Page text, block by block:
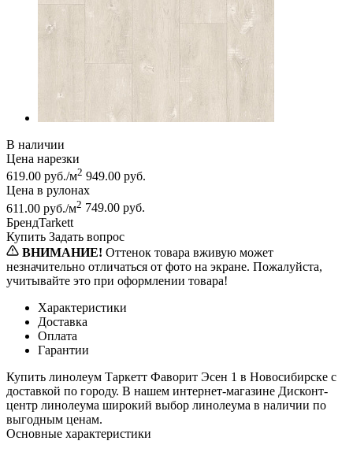
В наличии
Цена нарезки
619.00 руб./м2 949.00 руб.
Цена в рулонах
611.00 руб./м2 749.00 руб.
БрендTarkett
Купить Задать вопрос
ВНИМАНИЕ! Оттенок товара вживую может
незначительно отличаться от фото на экране. Пожалуйста,
учитывайте это при оформлении товара!
Характеристики
Доставка
Оплата
Гарантии
Купить линолеум Таркетт Фаворит Эсен 1 в Новосибирске с
доставкой по городу. В нашем интернет-магазине Дисконт-
центр линолеума широкий выбор линолеума в наличии по
выгодным ценам.
Основные характеристики